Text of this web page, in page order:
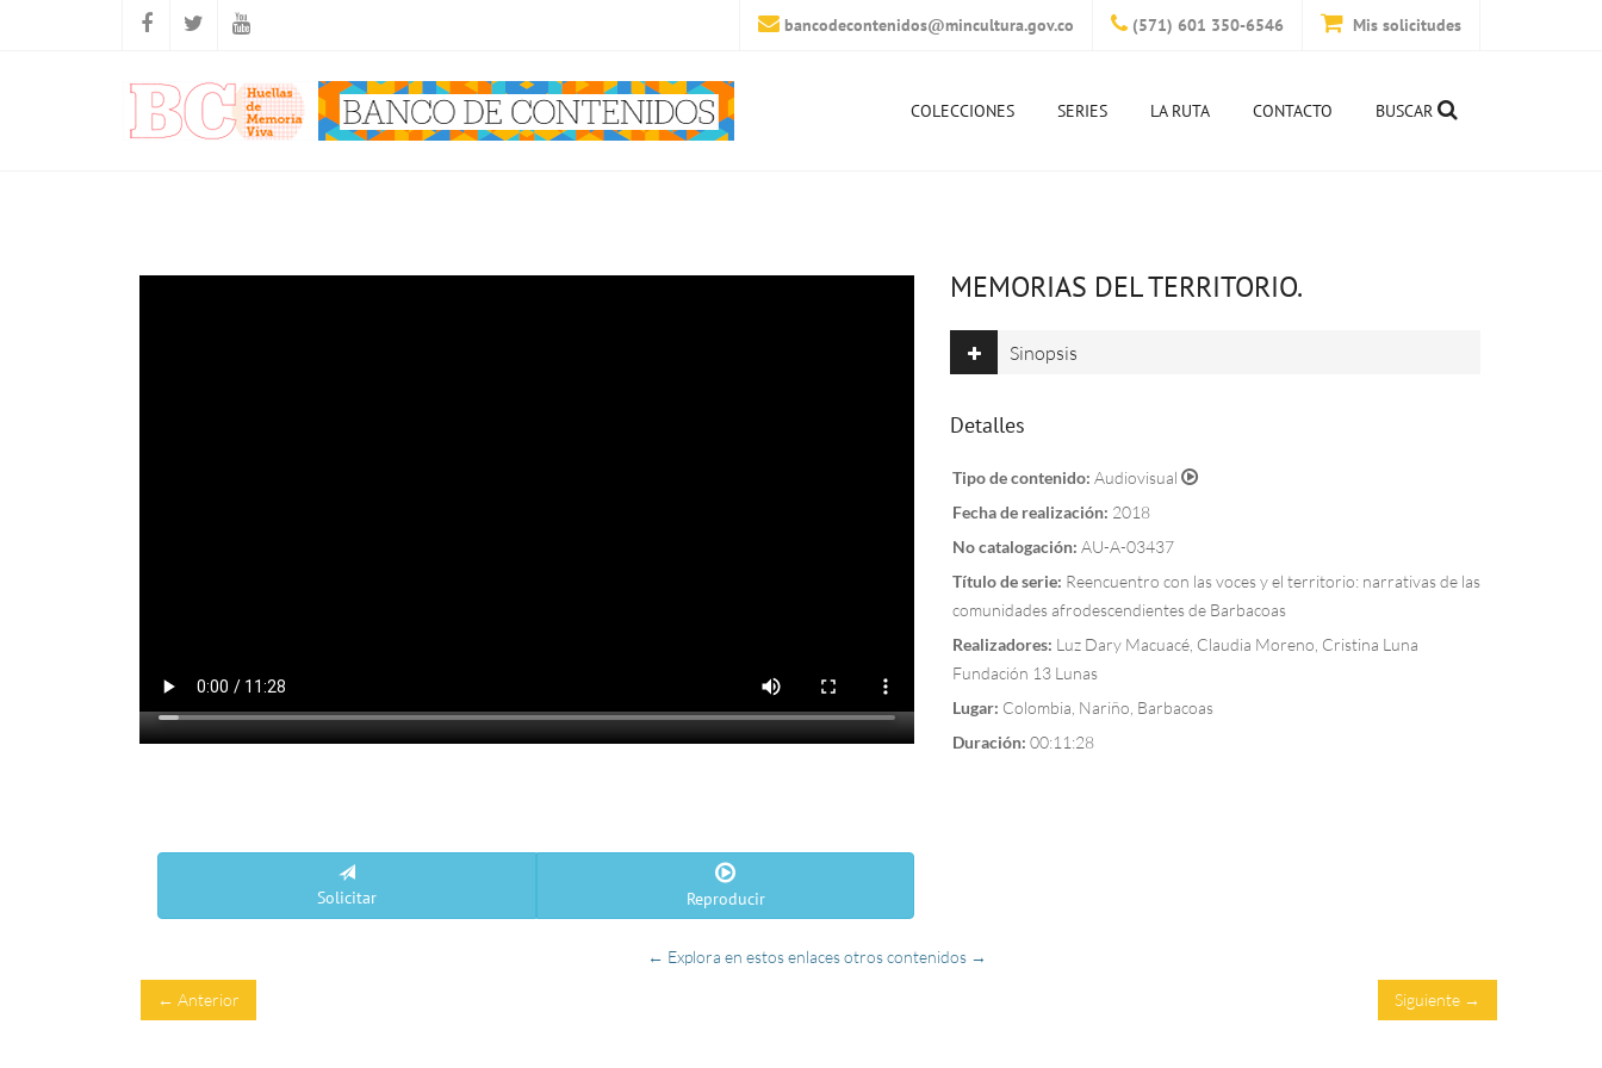
bancodecontenidos@mincultura.gov.co (571) 601 350-6546 Mis solicitudes
COLECCIONES SERIES LA RUTA CONTACTO BUSCAR
Solicitar Reproducir
MEMORIAS DEL TERRITORIO.
Sinopsis
Detalles
Tipo de contenido: Audiovisual
Fecha de realización: 2018
No catalogación: AU-A-03437
Título de serie: Reencuentro con las voces y el territorio: narrativas de las
comunidades afrodescendientes de Barbacoas
Realizadores: Luz Dary Macuacé, Claudia Moreno, Cristina Luna
Fundación 13 Lunas
Lugar: Colombia, Nariño, Barbacoas
Duración: 00:11:28
← Anterior
← Explora en estos enlaces otros contenidos →
Siguiente →